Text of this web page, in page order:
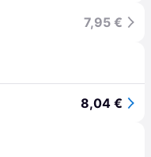
7,95 €
8,04 €